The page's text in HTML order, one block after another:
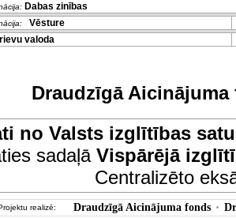
Dabas zinības
Vēsture
valoda
Draudzīgā
no Valsts izglītības
sadaļā Vispārējā
Centralizēto
realizē: Draudzīgā Aicinājuma fonds •